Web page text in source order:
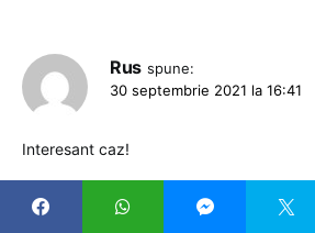
Rus spune:
30 septembrie 2021 la 16:41
Interesant caz!